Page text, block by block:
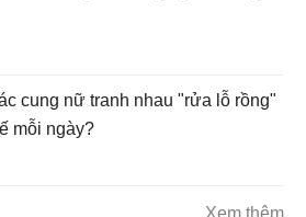
cung nữ tranh nhau "rửa lỗ rồng"
mỗi ngày?
Xem thêm